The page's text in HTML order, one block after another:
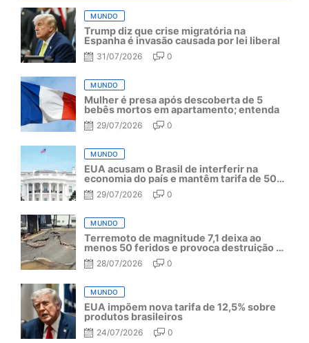
MUNDO
Trump diz que crise migratória na
Espanha é invasão causada por lei liberal
31/07/2026 0
MUNDO
Mulher é presa após descoberta de 5
bebês mortos em apartamento; entenda
29/07/2026 0
MUNDO
EUA acusam o Brasil de interferir na
economia do país e mantêm tarifa de 50%
por mais um ano
29/07/2026 0
MUNDO
Terremoto de magnitude 7,1 deixa ao
menos 50 feridos e provoca destruição no
Japão
28/07/2026 0
MUNDO
EUA impõem nova tarifa de 12,5% sobre
produtos brasileiros
24/07/2026 0